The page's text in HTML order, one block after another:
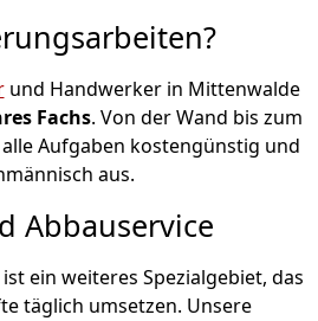
und Handwerker in Mittenwalde
Fachs. Von der Wand bis zum
Aufgaben kostengünstig und
aus.
Abbauservice
ein weiteres Spezialgebiet, das
täglich umsetzen. Unsere